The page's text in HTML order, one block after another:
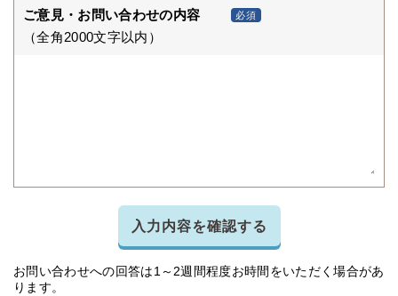
ご意見・お問い合わせの内容 必須
（全角2000文字以内）
入力内容を確認する
お問い合わせへの回答は1～2週間程度お時間をいただく場合があ
ります。